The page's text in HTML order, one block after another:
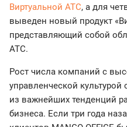
Виртуальной АТС, а для
выведен новый продукт
представляющий собой
АТС.
Рост числа компаний с
управленческой
из важнейших тенденций
бизнеса. Если три года